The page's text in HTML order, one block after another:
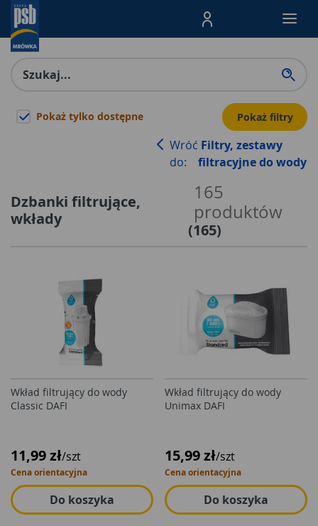
Menu Produktów,
Pokaż tylko dostępne Pokaż filtry
Wróć
do:
Filtry, zestawy
filtracyjne do wody
Dzbanki filtrujące,
wkłady
165
produktów
(165)
Wkład filtrujący do wody
Classic DAFI
11,99 zł/szt
Cena orientacyjna
Do koszyka
Wkład filtrujący do wody
Unimax DAFI
15,99 zł/szt
Cena orientacyjna
Do koszyka